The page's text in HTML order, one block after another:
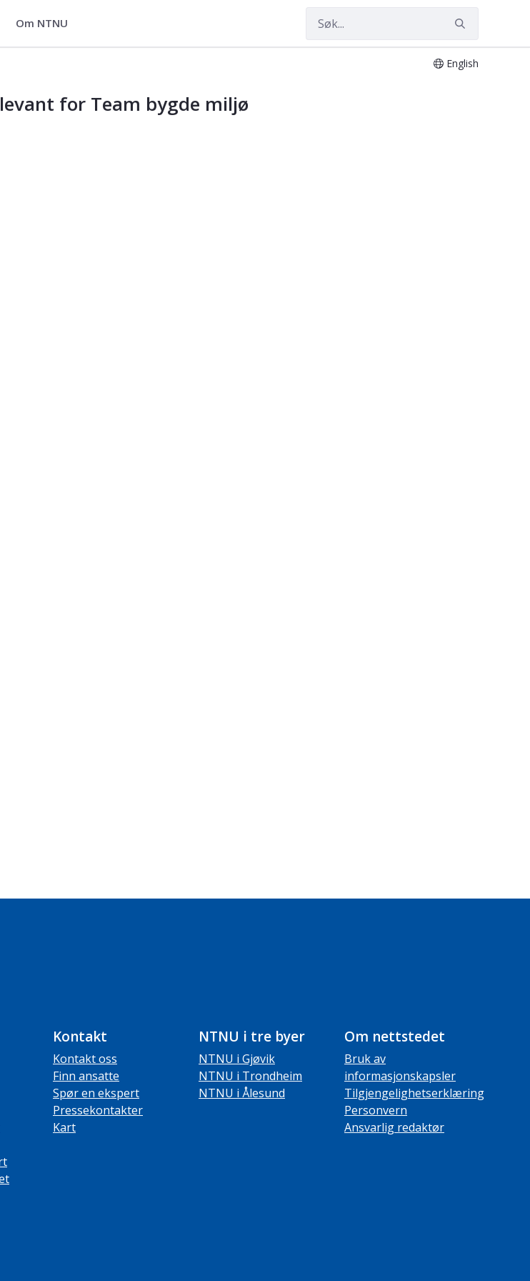
Om NTNU
English
for Team bygde miljø
Kontakt
Kontakt oss
Finn ansatte
Spør en ekspert
Pressekontakter
Kart
NTNU i tre byer
NTNU i Gjøvik
NTNU i Trondheim
NTNU i Ålesund
Om nettstedet
Bruk av
informasjonskapsler
Tilgjengelighetserklæring
Personvern
Ansvarlig redaktør